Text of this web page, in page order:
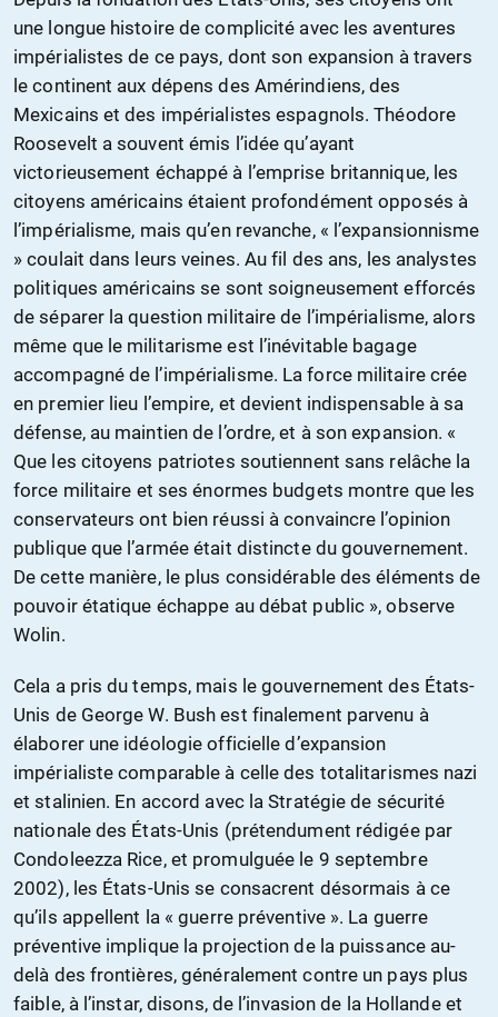
une longue histoire de complicité avec les aventures
impérialistes de ce pays, dont son expansion à travers
le continent aux dépens des Amérindiens, des
Mexicains et des impérialistes espagnols. Théodore
Roosevelt a souvent émis l’idée qu’ayant
victorieusement échappé à l’emprise britannique, les
citoyens américains étaient profondément opposés à
l’impérialisme, mais qu’en revanche, « l’expansionnisme
» coulait dans leurs veines. Au fil des ans, les analystes
politiques américains se sont soigneusement efforcés
de séparer la question militaire de l’impérialisme, alors
même que le militarisme est l’inévitable bagage
accompagné de l’impérialisme. La force militaire crée
en premier lieu l’empire, et devient indispensable à sa
défense, au maintien de l’ordre, et à son expansion. «
Que les citoyens patriotes soutiennent sans relâche la
force militaire et ses énormes budgets montre que les
conservateurs ont bien réussi à convaincre l’opinion
publique que l’armée était distincte du gouvernement.
De cette manière, le plus considérable des éléments de
pouvoir étatique échappe au débat public », observe
Wolin.
Cela a pris du temps, mais le gouvernement des États-
Unis de George W. Bush est finalement parvenu à
élaborer une idéologie officielle d’expansion
impérialiste comparable à celle des totalitarismes nazi
et stalinien. En accord avec la Stratégie de sécurité
nationale des États-Unis (prétendument rédigée par
Condoleezza Rice, et promulguée le 9 septembre
2002), les États-Unis se consacrent désormais à ce
qu’ils appellent la « guerre préventive ». La guerre
préventive implique la projection de la puissance au-
delà des frontières, généralement contre un pays plus
faible, à l’instar, disons, de l’invasion de la Hollande et